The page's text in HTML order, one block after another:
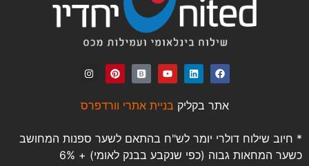
אתר בקליק בניית אתרי וורדפרס
* חיוב שילוח דולרי יומר לש"ח בהתאם לשער ספנות המחושב
כשער המחאות גבוה (כפי שנקבע בבנק לאומי) + 6%